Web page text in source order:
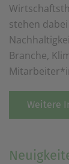
stehen
Branche,
Weitere